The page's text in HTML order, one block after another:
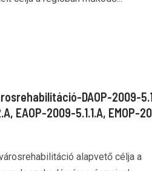
DAOP-2009-
EAOP-2009-5.1.1.A, EMOP-
alapvető célja a